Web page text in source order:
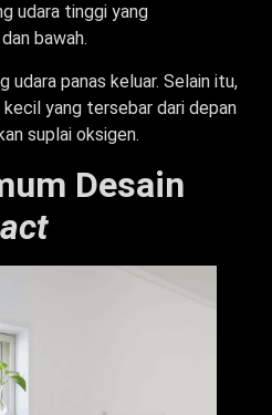
udara tinggi yang
bawah.
udara panas keluar. Selain itu,
yang tersebar dari depan
suplai oksigen.
Desain